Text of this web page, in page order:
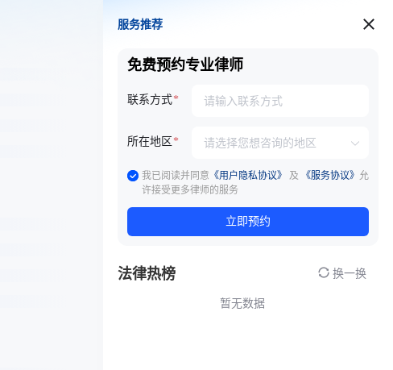
服务推荐
服务推荐
免费预约专业律师
联系方式
所在地区
我已阅读并同意 《用户隐私协议》 及 《服务协议》 允
许接受更多律师的服务
立即预约
法律热榜 换一换
暂无数据